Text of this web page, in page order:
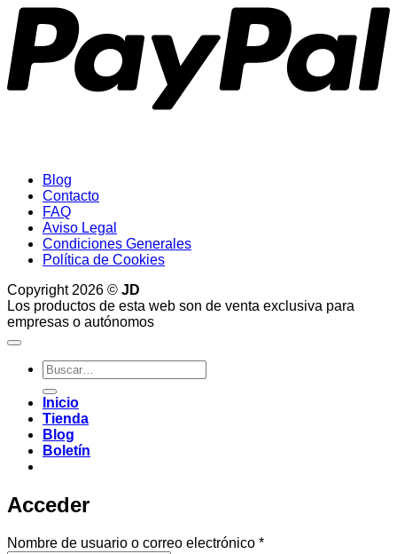
Blog
Contacto
FAQ
Aviso Legal
Condiciones Generales
Política de Cookies
Copyright 2026 © JD
Los productos de esta web son de venta exclusiva para
empresas o autónomos
Buscar
por:
Inicio
Tienda
Blog
Boletín
Acceder
Nombre de usuario o correo electrónico *Obligatorio